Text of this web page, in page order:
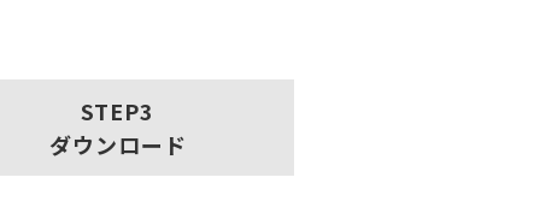
ダウンロード